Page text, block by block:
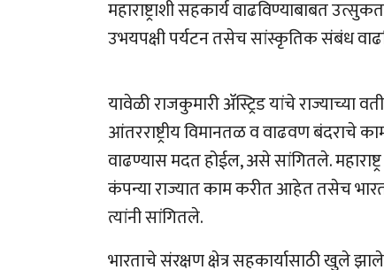
महाराष्ट्राशी सहकार्य वाढविण्याबाबत
उभयपक्षी पर्यटन तसेच सांस्कृतिक संबंध
यावेळी राजकुमारी अ‍ॅस्ट्रिड यांचे राज्याच्या
आंतरराष्ट्रीय विमानतळ व वाढवण बंदराचे
वाढण्यास मदत होईल, असे सांगितले.
कंपन्या राज्यात काम करीत आहेत तसेच
त्यांनी सांगितले.
भारताचे संरक्षण क्षेत्र सहकार्यासाठी खुले